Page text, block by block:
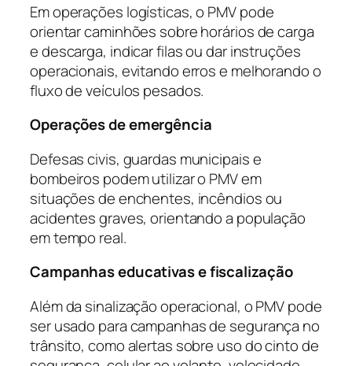
Em operações logísticas, o PMV pode
orientar caminhões sobre horários de carga
e descarga, indicar filas ou dar instruções
operacionais, evitando erros e melhorando o
fluxo de veículos pesados.
Operações de emergência
Defesas civis, guardas municipais e
bombeiros podem utilizar o PMV em
situações de enchentes, incêndios ou
acidentes graves, orientando a população
em tempo real.
Campanhas educativas e fiscalização
Além da sinalização operacional, o PMV pode
ser usado para campanhas de segurança no
trânsito, como alertas sobre uso do cinto de